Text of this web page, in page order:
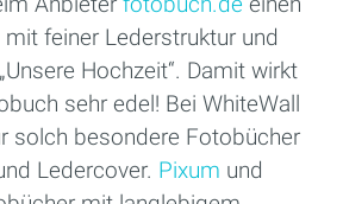
feiner Lederstruktur und
Hochzeit“. Damit wirkt
sehr edel! Bei WhiteWall
solch besondere Fotobücher
Ledercover. Pixum und